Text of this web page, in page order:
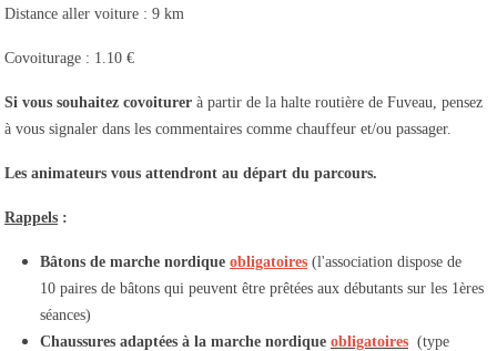
Distance aller voiture : 9 km
Covoiturage : 1.10 €
Si vous souhaitez covoiturer à partir de la halte routière de Fuveau, pensez
à vous signaler dans les commentaires comme chauffeur et/ou passager.
Les animateurs vous attendront au départ du parcours.
Rappels :
Bâtons de marche nordique obligatoires (l'association dispose de
10 paires de bâtons qui peuvent être prêtées aux débutants sur les 1ères
séances)
Chaussures adaptées à la marche nordique obligatoires (type